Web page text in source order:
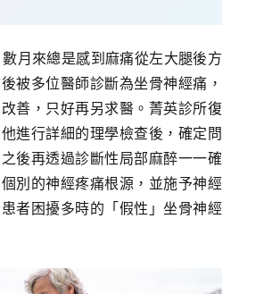
月來總是感到麻痛從左大腿後方
被多位醫師診斷為坐骨神經痛，
善，只好再另求醫。菁英診所復
進行詳細的理學檢查後，確定問
後再透過診斷性局部麻醉一一確
別的神經疼痛根源，並施予神經
者困擾多時的「假性」坐骨神經